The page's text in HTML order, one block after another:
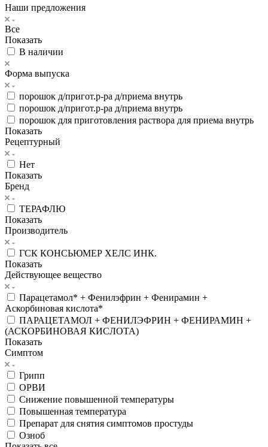
Наши предложения
Все
Показать
В наличии
Форма выпуска
порошок д/пригот.р-ра д/приема внутрь
порошок д/пригот.р-ра д/приема внутрь
порошок для приготовления раствора для приема внутрь
Показать
Рецептурный
Нет
Показать
Бренд
ТЕРАФЛЮ
Показать
Производитель
ГСК КОНСЬЮМЕР ХЕЛС ИНК.
Показать
Действующее вещество
Парацетамол* + Фенилэфрин + Фенирамин +
Аскорбиновая кислота*
ПАРАЦЕТАМОЛ + ФЕНИЛЭФРИН + ФЕНИРАМИН +
(АСКОРБИНОВАЯ КИСЛОТА)
Показать
Симптом
Грипп
ОРВИ
Снижение повышенной температуры
Повышенная температура
Препарат для снятия симптомов простуды
Озноб